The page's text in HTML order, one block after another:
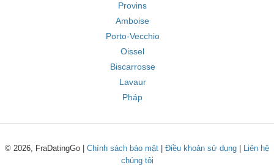
Provins
Amboise
Porto-Vecchio
Oissel
Biscarrosse
Lavaur
Pháp
© 2026, FraDatingGo | Chính sách bảo mật Điều khoản sử dụng
Liên hệ
chúng tôi